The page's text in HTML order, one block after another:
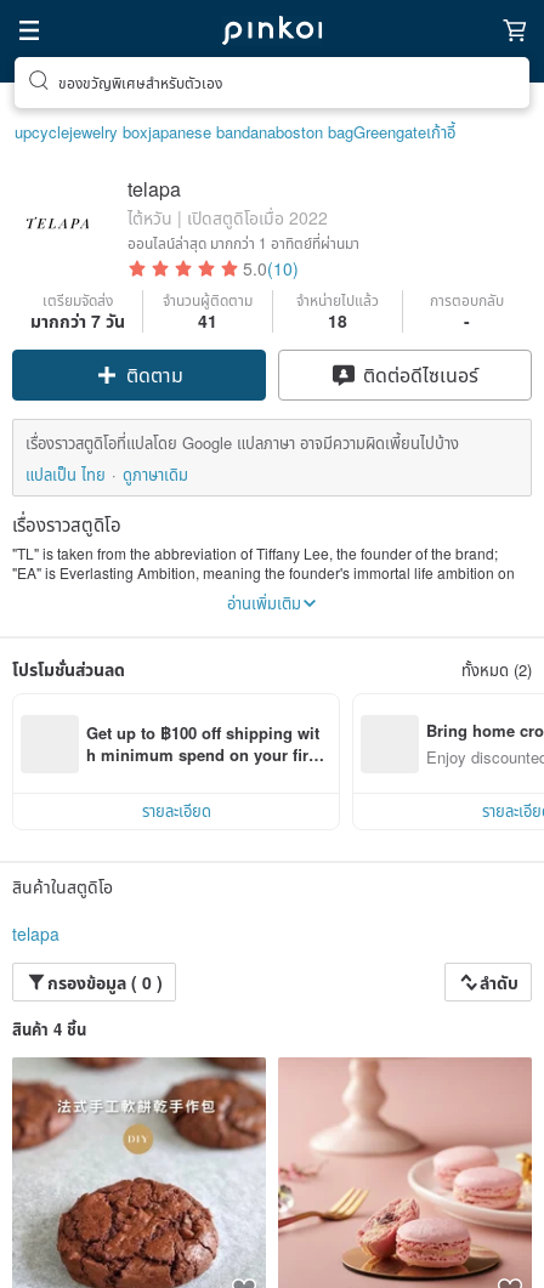
ของขวัญพิเศษสำหรับตัวเอง
upcyclejewelry boxjapanese bandanaboston bagGreengateเก้าอี้
telapa
ไต้หวัน | เปิดสตูดิโอเมื่อ 2022
ออนไลน์ล่าสุด มากกว่า 1 อาทิตย์ที่ผ่านมา
5.0(10)
เตรียมจัดส่ง
มากกว่า 7 วัน
จำนวนผู้ติดตาม
41
จำหน่ายไปแล้ว
18
การตอบกลับ
-
ติดตาม ติดต่อดีไซเนอร์
เรื่องราวสตูดิโอที่แปลโดย Google แปลภาษา อาจมีความผิดเพี้ยนไปบ้าง
แปลเป็น ไทย
ดูภาษาเดิม
เรื่องราวสตูดิโอ
"TL" is taken from the abbreviation of Tiffany Lee, the founder of the brand;
"EA" is Everlasting Ambition, meaning the founder's immortal life ambition on
"PA" is the abbreviation of the French dessert Pâtisserie. We hope that the
อ่านเพิ่มเติม
โปรโมชั่นส่วนลด ทั้งหมด (2)
Get up to ฿100 off shipping wit
h minimum spend on your first
รายละเอียด
Bring home
n with ease
Enjoy
รายละเอี
สินค้าในสตูดิโอ
telapa
กรองข้อมูล ( 0 )
ลำดับ
สินค้า 4 ชิ้น